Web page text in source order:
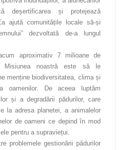
și serviciilor
deșertificarea și protejează
ajută comunitățile locale să-și
dezvoltată de-a lungul
aproximativ 7 milioane de
Misiunea noastră este să le
menține biodiversitatea, clima și
oamenilor. De aceea luptăm
și a degradării pădurilor, care
la adresa planetei, a animalelor
de oameni ce depind în mod
pentru a supraviețui.
problemele gestionării pădurilor